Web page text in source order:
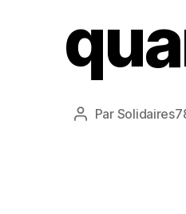
Auteur
Par